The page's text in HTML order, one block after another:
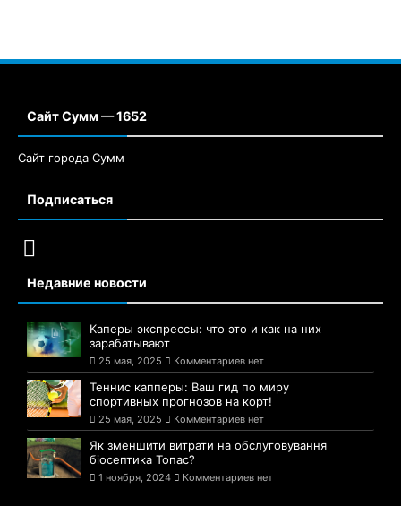
Сайт Сумм — 1652
Сайт города Сумм
Подписаться
Недавние новости
Каперы экспрессы: что это и как на них
зарабатывают
25 мая, 2025 Комментариев нет
Теннис капперы: Ваш гид по миру
спортивных прогнозов на корт!
25 мая, 2025 Комментариев нет
Як зменшити витрати на обслуговування
біосептика Топас?
1 ноября, 2024 Комментариев нет